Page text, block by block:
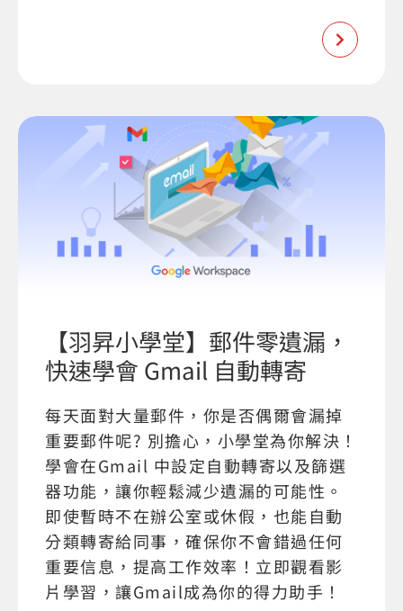
【羽昇小學堂】郵件零遺漏，
快速學會 Gmail 自動轉寄
每天面對大量郵件，你是否偶爾會漏掉
重要郵件呢? 別擔心，小學堂為你解決！
學會在Gmail 中設定自動轉寄以及篩選
器功能，讓你輕鬆減少遺漏的可能性。
即使暫時不在辦公室或休假，也能自動
分類轉寄給同事，確保你不會錯過任何
重要信息，提高工作效率！立即觀看影
片學習，讓Gmail成為你的得力助手！